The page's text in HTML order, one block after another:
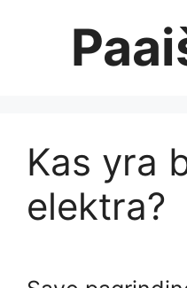
Kas yra
elektra?